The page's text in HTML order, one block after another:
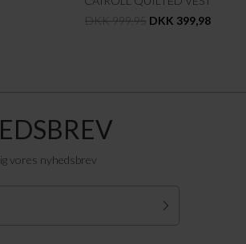
DKK 999,95 DKK 399,98
vores nyhedsbrev